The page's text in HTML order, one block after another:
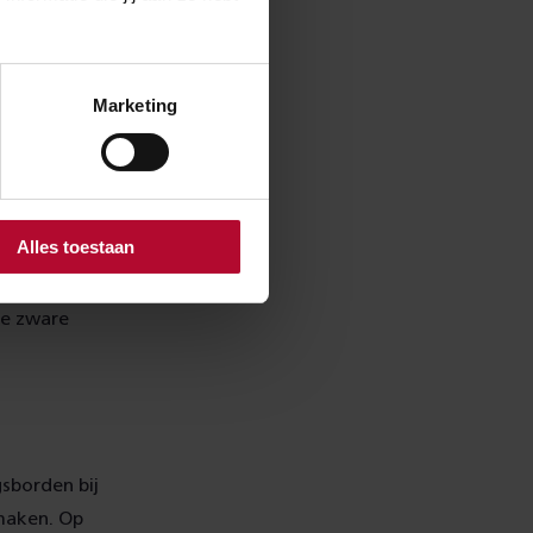
Marketing
Alles toestaan
is. Met
de
zware
bij
Op